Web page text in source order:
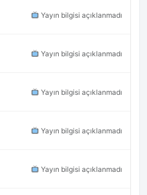
Yayın bilgisi açıklanmadı
Yayın bilgisi açıklanmadı
Yayın bilgisi açıklanmadı
Yayın bilgisi açıklanmadı
Yayın bilgisi açıklanmadı